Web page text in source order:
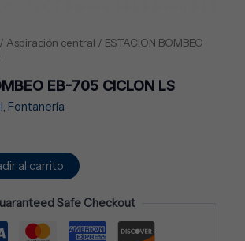
/ Aspiración central / ESTACION BOMBEO
EB-705 CICLON LS
, Fontanería
al carrito
Safe Checkout